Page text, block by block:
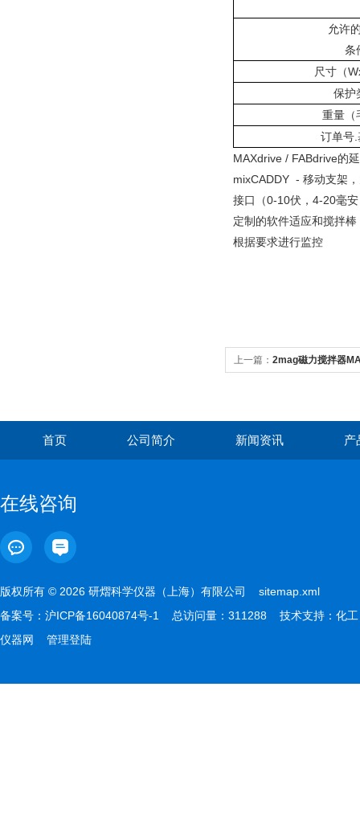
允许
条
尺寸（
保护
重量（
订单号.
MAXdrive / FABdrive的
mixCADDY - 移动支架
接口（0-10伏，4-20毫
定制的软件适应和搅拌棒
根据要求进行监控
上一篇： 2mag磁力搅拌器
首页 公司简介 新闻资讯 产
在线咨询
版权所有 © 2026 研熠科学仪器（上海）有限公司 sitemap.xml
备案号： 沪ICP备16040874号-1 总访问量：311288 技术支持： 化工
仪器网
管理登陆